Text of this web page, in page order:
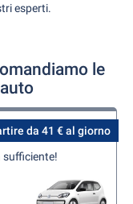
esperti.
le
da 41 € al giorno
sufficiente!